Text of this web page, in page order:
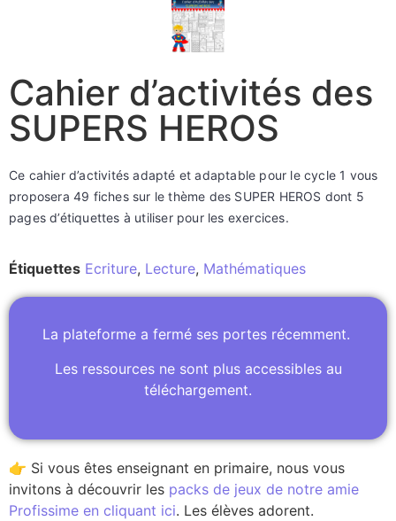
Cahier d’activités des
SUPERS HEROS
Ce cahier d’activités adapté et adaptable pour le cycle 1 vous
proposera 49 fiches sur le thème des SUPER HEROS dont 5
pages d’étiquettes à utiliser pour les exercices.
Étiquettes Ecriture, Lecture, Mathématiques
La plateforme a fermé ses portes récemment.
Les ressources ne sont plus accessibles au
téléchargement.
👉 Si vous êtes enseignant en primaire, nous vous
invitons à découvrir les packs de jeux de notre amie
Profissime en cliquant ici. Les élèves adorent.